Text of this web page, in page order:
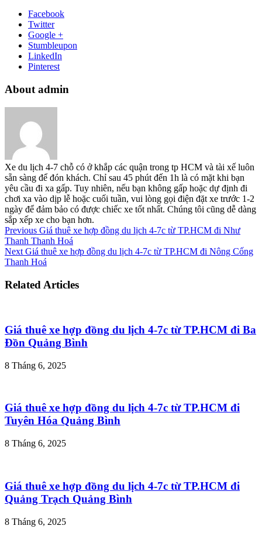
Facebook
Twitter
Google +
Stumbleupon
LinkedIn
Pinterest
About admin
Xe du lịch 4-7 chỗ có ở khắp các quận trong tp HCM và tài xế luôn
sẵn sàng để đón khách. Chỉ sau 45 phút đến 1h là có mặt khi bạn
yêu cầu đi xa gấp. Tuy nhiên, nếu bạn không gấp hoặc dự định đi
chơi xa vào dịp lễ hoặc cuối tuần, vui lòng gọi điện đặt xe trước 1-2
ngày để đảm bảo có được chiếc xe tốt nhất. Chúng tôi cũng dễ dàng
sắp xếp xe cho bạn hơn.
Previous Giá thuê xe hợp đồng du lịch 4-7c từ TP.HCM đi Như
Thanh Thanh Hoá
Next Giá thuê xe hợp đồng du lịch 4-7c từ TP.HCM đi Nông Cống
Thanh Hoá
Related Articles
Giá thuê xe hợp đồng du lịch 4-7c từ TP.HCM đi Ba
Đồn Quảng Bình
8 Tháng 6, 2025
Giá thuê xe hợp đồng du lịch 4-7c từ TP.HCM đi
Tuyên Hóa Quảng Bình
8 Tháng 6, 2025
Giá thuê xe hợp đồng du lịch 4-7c từ TP.HCM đi
Quảng Trạch Quảng Bình
8 Tháng 6, 2025